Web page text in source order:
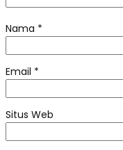
Nama *
Email *
Situs Web